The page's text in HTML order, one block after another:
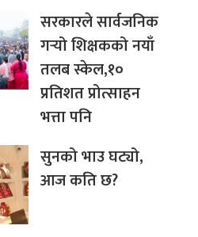
सरकारले सार्वजनिक
गर्‍यो शिक्षकको नयाँ
तलब स्केल,१०
प्रतिशत प्रोत्साहन
भत्ता पनि
सुनको भाउ घट्यो,
आज कति छ?